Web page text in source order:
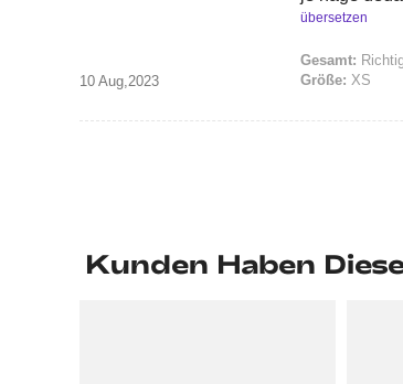
10 Aug,2023
übersetzen
Gesamt:
Größe: XS
Kunden Haben